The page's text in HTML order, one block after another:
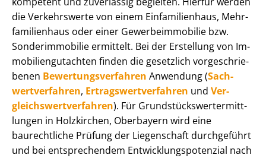
die Verkehrswerte von einem Einfamilienhaus, Mehr­
fa­mi­li­en­haus oder einer Ge­wer­be­im­mo­bi­lie bzw.
Sonderimmobilie ermittelt. Bei der Erstellung von Im­
mo­bi­li­en­gut­ach­ten finden die gesetzlich vor­ge­schrie­
be­nen Be­wer­tungs­ver­fah­ren Anwendung (Sach­
wert­ver­fah­ren, Er­trags­wert­ver­fah­ren und Ver­
gleichs­wert­ver­fah­ren). Für Grund­stücks­wert­ermitt­
lun­gen in Holzkirchen, Oberbayern wird eine
baurechtliche Prüfung der Liegenschaft durchgeführt
und bei entsprechendem Ent­wick­lungs­po­ten­zi­al nach